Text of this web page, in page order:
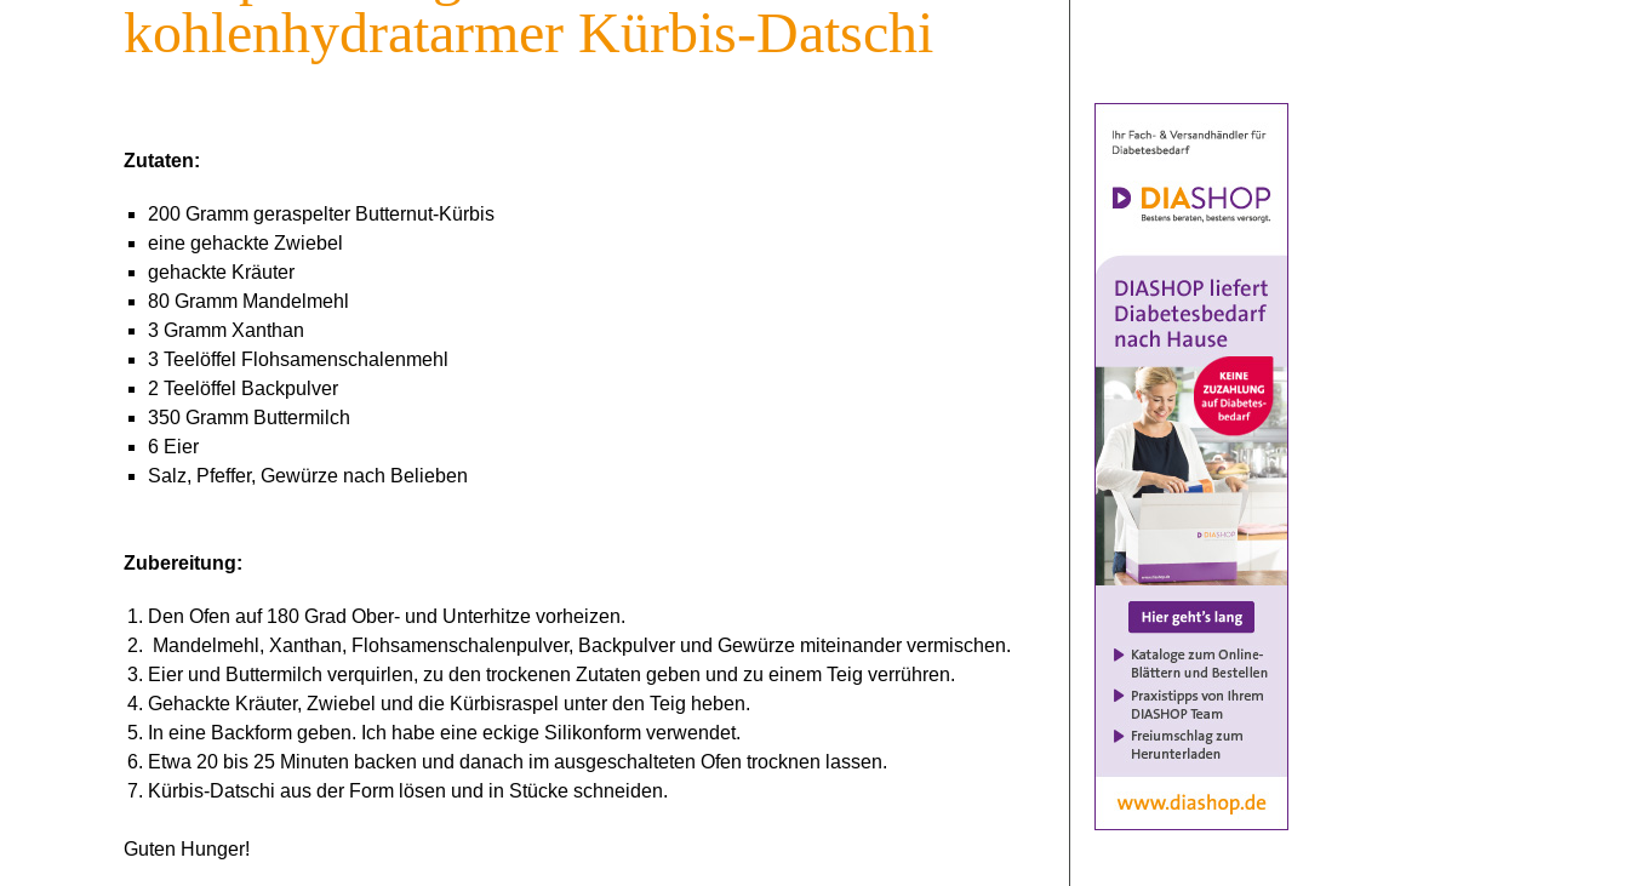
kohlenhydratarmer Kürbis-Datschi
Zutaten:
200 Gramm geraspelter Butternut-Kürbis
eine gehackte Zwiebel
gehackte Kräuter
80 Gramm Mandelmehl
3 Gramm Xanthan
3 Teelöffel Flohsamenschalenmehl
2 Teelöffel Backpulver
350 Gramm Buttermilch
6 Eier
Salz, Pfeffer, Gewürze nach Belieben
Zubereitung:
Den Ofen auf 180 Grad Ober- und Unterhitze vorheizen.
Mandelmehl, Xanthan, Flohsamenschalenpulver, Backpulver und Gewürze miteinander vermischen.
Eier und Buttermilch verquirlen, zu den trockenen Zutaten geben und zu einem Teig verrühren.
Gehackte Kräuter, Zwiebel und die Kürbisraspel unter den Teig heben.
In eine Backform geben. Ich habe eine eckige Silikonform verwendet.
Etwa 20 bis 25 Minuten backen und danach im ausgeschalteten Ofen trocknen lassen.
Kürbis-Datschi aus der Form lösen und in Stücke schneiden.
Guten Hunger!